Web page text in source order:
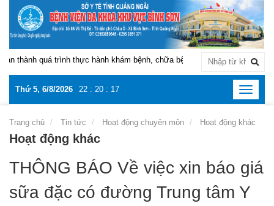
quá trình thực hành khám bệnh, chữa bệnh tại Bệnh viện Đa khoa
Thứ 5, 6/8/2026 22 : 20 : 18
Toggle
Trang chủ Tin tức Hoạt động chuyên môn Hoạt động khác
Hoạt động khác
THÔNG BÁO Về việc xin báo giá
sữa đặc có đường Trung tâm Y